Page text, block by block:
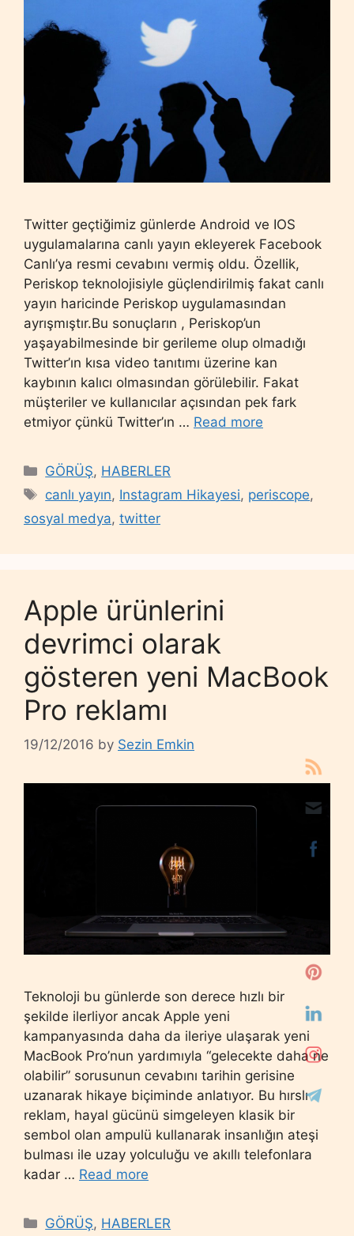
Twitter geçtiğimiz günlerde Android ve IOS
uygulamalarına canlı yayın ekleyerek Facebook
Canlı’ya resmi cevabını vermiş oldu. Özellik,
Periskop teknolojisiyle güçlendirilmiş fakat canlı
yayın haricinde Periskop uygulamasından
ayrışmıştır.Bu sonuçların , Periskop’un
yaşayabilmesinde bir gerileme olup olmadığı
Twitter’ın kısa video tanıtımı üzerine kan
kaybının kalıcı olmasından görülebilir. Fakat
müşteriler ve kullanıcılar açısından pek fark
etmiyor çünkü Twitter’ın … Read more
Categories
GÖRÜŞ, HABERLER
Tags
canlı yayın, Instagram Hikayesi, periscope,
sosyal medya, twitter
Apple ürünlerini
devrimci olarak
gösteren yeni MacBook
Pro reklamı
19/12/2016 by Sezin Emkin
Teknoloji bu günlerde son derece hızlı bir
şekilde ilerliyor ancak Apple yeni
kampanyasında daha da ileriye ulaşarak yeni
MacBook Pro’nun yardımıyla “gelecekte daha ne
olabilir” sorusunun cevabını tarihin gerisine
uzanarak hikaye biçiminde anlatıyor. Bu hırslı
reklam, hayal gücünü simgeleyen klasik bir
sembol olan ampulü kullanarak insanlığın ateşi
bulması ile uzay yolculuğu ve akıllı telefonlara
kadar … Read more
Categories
GÖRÜŞ, HABERLER